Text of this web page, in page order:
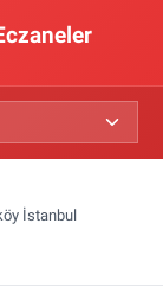
İstanbul